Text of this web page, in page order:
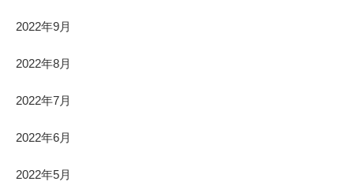
2022年9月
2022年8月
2022年7月
2022年6月
2022年5月